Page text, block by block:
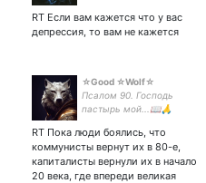
Повелительница Мешков с
Картошкой,
RT Если вам кажется что у вас
депрессия, то вам не кажется
☆Good ☆Wolf☆
Псалом 90. Господь
пастырь мой...📖🙏
RT Пока люди боялись, что
коммунисты вернут их в 80-е,
капиталисты вернули их в начало
20 века, где впереди великая